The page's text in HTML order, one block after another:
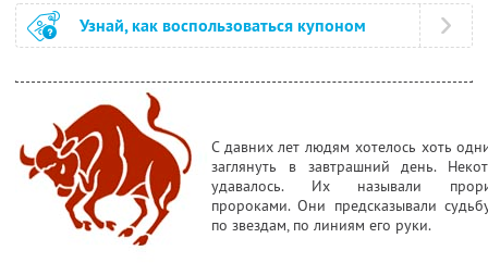
Узнай, как воспользоваться купоном
С давних лет людям хотелось хоть
заглянуть в завтрашний день.
удавалось. Их называли
пророками. Они предсказывали
по звездам, по линиям его руки.